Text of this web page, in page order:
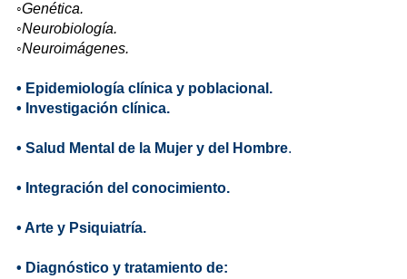
◦Genética.
◦Neurobiología.
◦Neuroimágenes.
• Epidemiología clínica y poblacional.
• Investigación clínica.
• Salud Mental de la Mujer y del Hombre.
• Integración del conocimiento.
• Arte y Psiquiatría.
• Diagnóstico y tratamiento de: